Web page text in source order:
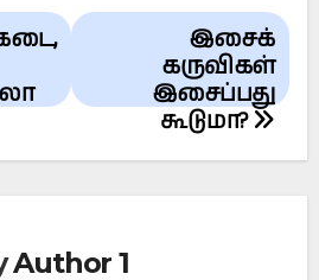
இசைக்
கருவிகள்
இசைப்பது
கூடுமா?
Author 1